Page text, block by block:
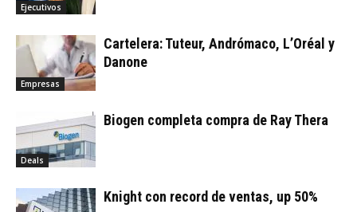
Ejecutivos
Empresas
Cartelera: Tuteur, Andrómaco, L’Oréal y
Danone
Deals
Biogen completa compra de Ray Thera
Knight con record de ventas, up 50%